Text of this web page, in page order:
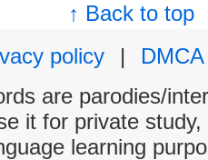
↑ Back to top
policy
|
DMCA
are parodies/
it for private
learning